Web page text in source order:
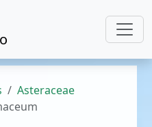
Asteraceae